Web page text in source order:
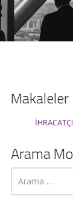
Makaleler
Arama